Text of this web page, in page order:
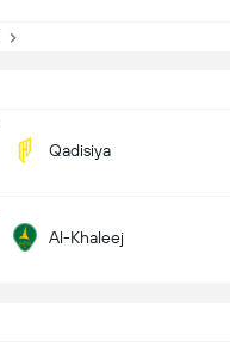
Qadisiya
Al-Khaleej